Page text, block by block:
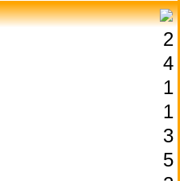
2
4
1
1
3
5